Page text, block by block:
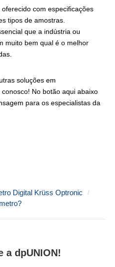
com especificações
tipos de amostras.
que a indústria ou
muito bem qual é o melhor
soluções em
No botão aqui abaixo
para os especialistas da
Digital Krüss Optronic
a dpUNION!